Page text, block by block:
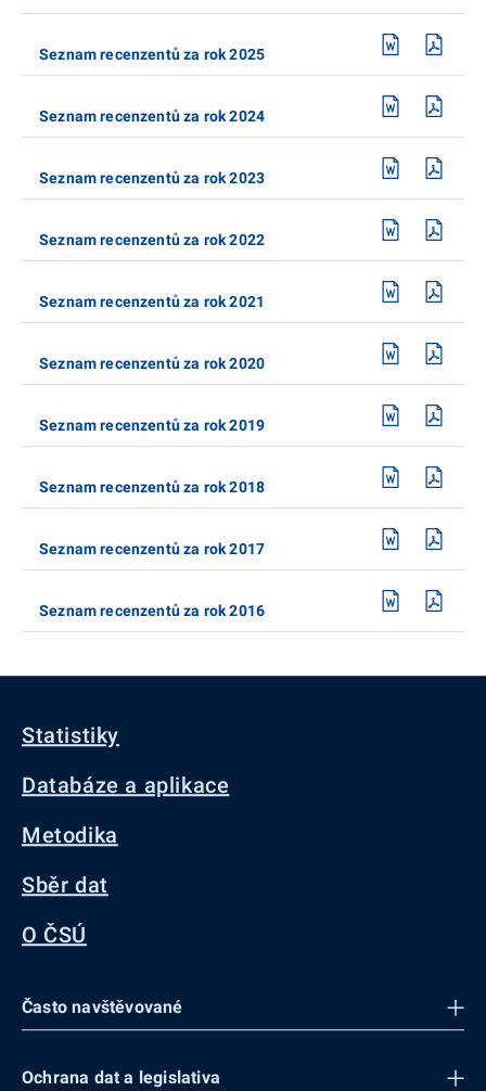
Seznam recenzentů za rok 2025
Seznam recenzentů za rok 2024
Seznam recenzentů za rok 2023
Seznam recenzentů za rok 2022
Seznam recenzentů za rok 2021
Seznam recenzentů za rok 2020
Seznam recenzentů za rok 2019
Seznam recenzentů za rok 2018
Seznam recenzentů za rok 2017
Seznam recenzentů za rok 2016
Statistiky
Databáze a aplikace
Metodika
Sběr dat
O ČSÚ
Často navštěvované
Ochrana dat a legislativa